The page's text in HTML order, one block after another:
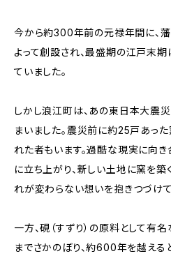
今から約300年前の元禄年間に、
よって創設され、最盛期の江戸末
ていました。
しかし浪江町は、あの東日本大震
まいました。震災前に約25戸あっ
れた者もいます。過酷な現実に向
に立ち上がり、新しい土地に窯を築
れが変わらない想いを抱きつづけて
一方、硯（すずり）の原料として
までさかのぼり、約600年を越える